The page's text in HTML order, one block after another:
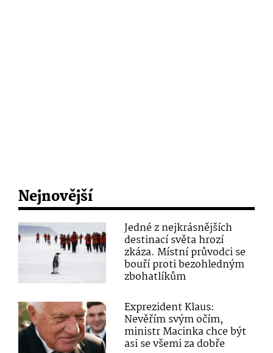
Nejnovější
Jedné z nejkrásnějších
destinací světa hrozí
zkáza. Místní průvodci se
bouří proti bezohledným
zbohatlíkům
Exprezident Klaus:
Nevěřím svým očím,
ministr Macinka chce být
asi se všemi za dobře